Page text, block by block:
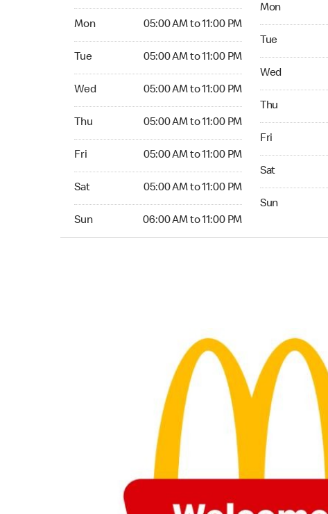
Mon 05:00 AM to 11:00 PM
Tue 05:00 AM to 11:00 PM
Wed 05:00 AM to 11:00 PM
Thu 05:00 AM to 11:00 PM
Fri 05:00 AM to 11:00 PM
Sat 05:00 AM to 11:00 PM
Sun 06:00 AM to 11:00 PM
Mon
Tue
Wed
Thu
Fri
Sat
Sun